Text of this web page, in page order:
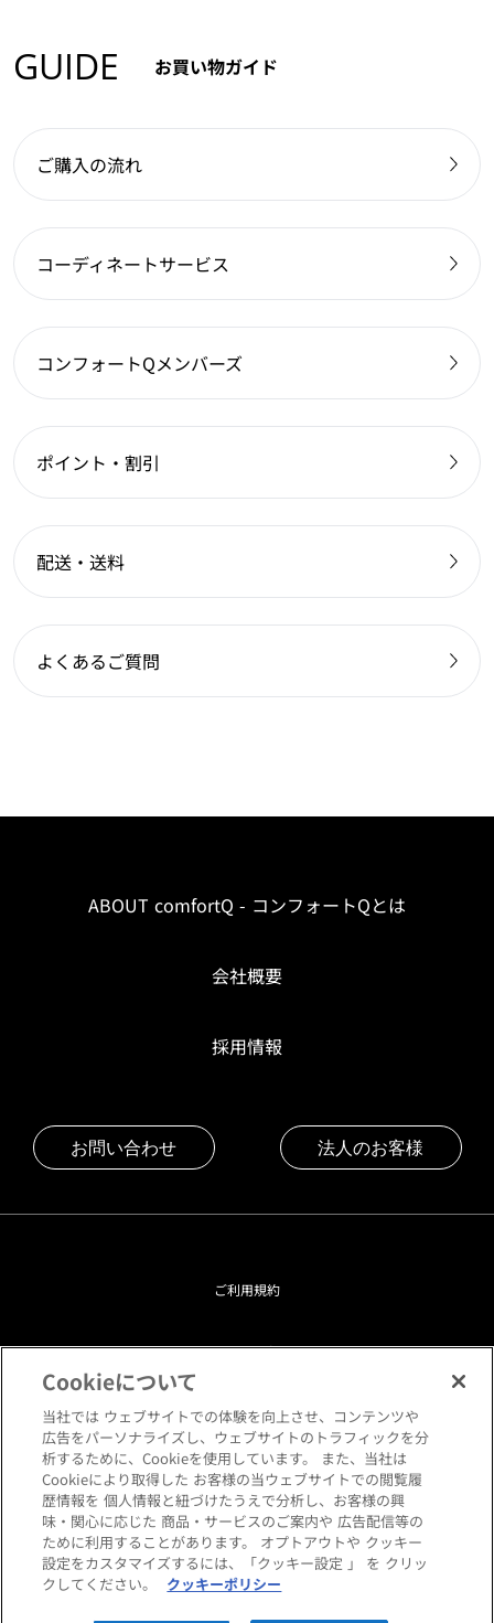
GUIDE お買い物ガイド
ご購入の流れ
コーディネートサービス
コンフォートQメンバーズ
ポイント・割引
配送・送料
よくあるご質問
ABOUT comfortQ - コンフォートQとは
会社概要
採用情報
お問い合わせ 法人のお客様
Copyright © HANKYU HOME STYLING Co.,LTD All rights reserved.
ご利用規約
プライバシーポリシー
クッキーポリシー
閲覧環境について
サイトマップ
Cookieについて
当社では ウェブサイトでの体験を向上させ、コンテンツや
広告をパーソナライズし、ウェブサイトのトラフィックを分
析するために、Cookieを使用しています。 また、当社は
Cookieにより取得した お客様の当ウェブサイトでの閲覧履
歴情報を 個人情報と紐づけたうえで分析し、お客様の興
味・関心に応じた 商品・サービスのご案内や 広告配信等の
ために利用することがあります。 オプトアウトや クッキー
設定をカスタマイズするには、「クッキー設定 」 を クリッ
クしてください。
クッキーポリシー